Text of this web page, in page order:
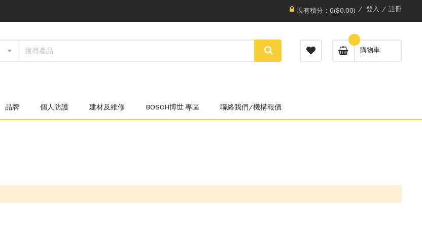
現有積分：0($0.00) 登入 註冊
購物車
品牌 個人防護 建材及維修 BOSCH博世 專區 聯絡我們/機構報價